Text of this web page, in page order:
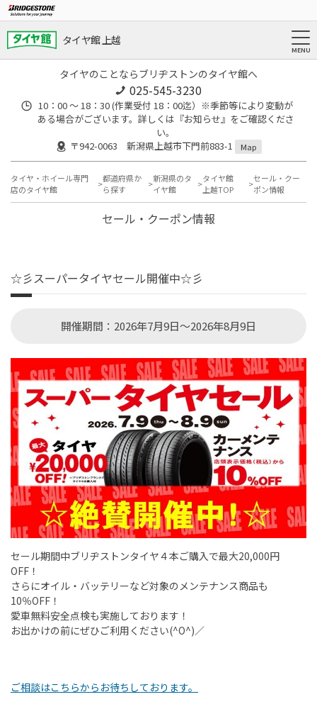
タイヤ館 上越
タイヤのことならブリヂストンのタイヤ館へ
025-545-3230
10：00 ～ 18：30 (作業受付 18：00迄）※季節等により変動が
ある場合がございます。詳しくは『お知らせ』をご確認くださ
い。
〒942-0063 新潟県上越市下門前883-1
Map
タイヤ・ホイール専門
店のタイヤ館
都道府県か
ら探す
新潟県のタ
イヤ館
タイヤ館
上越TOP
セール・クー
ポン情報
セール・クーポン情報
☆彡スーパータイヤセール開催中☆彡
開催期間：2026年7月9日～2026年8月9日
セール期間中ブリヂストンタイヤ４本ご購入で最大20,000円
OFF！
さらにオイル・バッテリーなど対象のメンテナンス商品も
10％OFF！
愛車無料安全点検も実施しております！
お出かけの前にぜひご利用ください(^O^)／
ご相談はこちらからお待ちしております。